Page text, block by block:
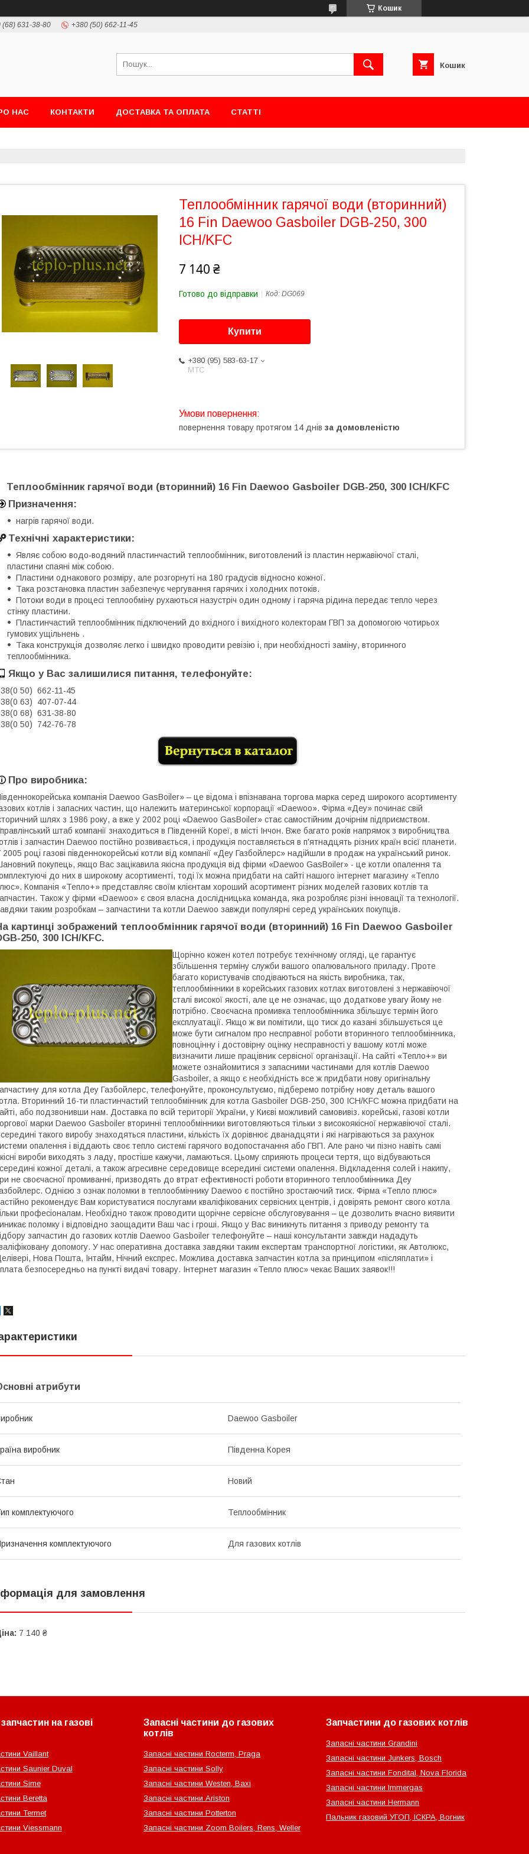
Кошик
(68) 631-38-80 +380 (50) 662-11-45
Кошик
НАС КОНТАКТИ ДОСТАВКА ТА ОПЛАТА СТАТТІ
Теплообмінник гарячої води (вторинний)
16 Fin Daewoo Gasboiler DGB-250, 300
ICH/KFC
7 140 ₴
Готово до відправки Код: DG069
Купити
+380 (95) 583-63-17
МТС
повернення товару протягом 14 днів за домовленістю
Теплообмінник гарячої води (вторинний) 16 Fin Daewoo Gasboiler DGB-250, 300 ICH/KFC
Призначення:
нагрів гарячої води.
Технічні характеристики:
Являє собою водо-водяний пластинчастий теплообмінник, виготовлений із пластин нержавіючої сталі,
пластини спаяні між собою.
Пластини однакового розміру, але розгорнуті на 180 градусів відносно кожної.
Така розстановка пластин забезпечує чергування гарячих і холодних потоків.
Потоки води в процесі теплообміну рухаються назустріч один одному і гаряча рідина передає тепло через
стінку пластини.
Пластинчастий теплообмінник підключений до вхідного і вихідного колекторам ГВП за допомогою чотирьох
гумових ущільнень .
Така конструкція дозволяє легко і швидко проводити ревізію і, при необхідності заміну, вторинного
теплообмінника.
Якщо у Вас залишилися питання, телефонуйте:
50) 662-11-45
63) 407-07-44
68) 631-38-80
50) 742-76-78
Про виробника:
компанія Daewoo GasBoiler» – це відома і впізнавана торгова марка серед широкого асортименту
котлів і запасних частин, що належить материнської корпорації «Daewoo». Фірма «Деу» починає свій
шлях з 1986 року, а вже у 2002 році «Daewoo GasBoiler» стає самостійним дочірнім підприємством.
штаб компанії знаходиться в Південній Кореї, в місті Інчон. Вже багато років напрямок з виробництва
і запчастин Daewoo постійно розвивається, і продукція поставляється в п'ятнадцять різних країн всієї планети.
2005 році газові південнокорейські котли від компанії «Деу Газбойлерс» надійшли в продаж на український ринок.
покупець, якщо Вас зацікавила якісна продукція від фірми «Daewoo GasBoiler» - це котли опалення та
до них в широкому асортименті, тоді їх можна придбати на сайті нашого інтернет магазину «Тепло
Компанія «Тепло+» представляє своїм клієнтам хороший асортимент різних моделей газових котлів та
Також у фірми «Daewoo» є своя власна дослідницька команда, яка розробляє різні інновації та технології.
таким розробкам – запчастини та котли Daewoo завжди популярні серед українських покупців.
картинці зображений теплообмінник гарячої води (вторинний) 16 Fin Daewoo Gasboiler
250, 300 ICH/KFC.
Щорічно кожен котел потребує технічному огляді, це гарантує
збільшення терміну служби вашого опалювального приладу. Проте
багато користувачів сподіваються на якість виробника, так,
теплообмінники в корейських газових котлах виготовлені з нержавіючої
сталі високої якості, але це не означає, що додаткове увагу йому не
потрібно. Своєчасна промивка теплообмінника збільшує термін його
експлуатації. Якщо ж ви помітили, що тиск до казані збільшується це
може бути сигналом про несправної роботи вторинного теплообмінника,
повноцінну і достовірну оцінку несправності у вашому котлі може
визначити лише працівник сервісної організації. На сайті «Тепло+» ви
можете ознайомитися з запасними частинами для котлів Daewoo
Gasboiler, а якщо є необхідність все ж придбати нову оригінальну
для котла Деу Газбойлерс, телефонуйте, проконсультуємо, підберемо потрібну нову деталь вашого
Вторинний 16-ти пластинчастий теплообмінник для котла Gasboiler DGB-250, 300 ICH/KFC можна придбати на
або подзвонивши нам. Доставка по всій території України, у Києві можливий самовивіз. корейські, газові котли
марки Daewoo Gasboiler вторинні теплообмінники виготовляються тільки з високоякісної нержавіючої сталі.
такого виробу знаходяться пластини, кількість їх дорівнює дванадцяти і які нагріваються за рахунок
опалення і віддають своє тепло системі гарячого водопостачання або ГВП. Але рано чи пізно навіть самі
вироби виходять з ладу, простіше кажучи, ламаються. Цьому сприяють процеси тертя, що відбуваються
кожної деталі, а також агресивне середовище всередині системи опалення. Відкладення солей і накипу,
не своєчасної промиванні, призводять до втрат ефективності роботи вторинного теплообмінника Деу
Однією з ознак поломки в теплообміннику Daewoo є постійно зростаючий тиск. Фірма «Тепло плюс»
рекомендує Вам користуватися послугами кваліфікованих сервісних центрів, і довірять ремонт свого котла
професіоналам. Необхідно також проводити щорічне сервісне обслуговування – це дозволить вчасно виявити
поломку і відповідно заощадити Ваш час і гроші. Якщо у Вас виникнуть питання з приводу ремонту та
запчастин до газових котлів Daewoo Gasboiler телефонуйте – наші консультанти завжди нададуть
допомогу. У нас оперативна доставка завдяки таким експертам транспортної логістики, як Автолюкс,
Нова Пошта, Інтайм, Нічний експрес. Можлива доставка запчастин котла за принципом «післяплати» і
безпосередньо на пункті видачі товару. Інтернет магазин «Тепло плюс» чекає Ваших заявок!!!
атрибути
Daewoo Gasboiler
виробник Південна Корея
Новий
комплектуючого Теплообмінник
комплектуючого Для газових котлів
для замовлення
7 140 ₴
на газові
Vaillant
Saunier Duval
Sime
Beretta
Termet
Viessmann
Запасні частини до газових
котлів
Запасні частини Rocterm, Praga
Запасні частини Solly
Запасні частини Westen, Baxi
Запасні частини Ariston
Запасні частини Potterton
Запасні частини Zoom Boilers, Rens, Weller
Запчастини до газових котлів
Запасні частини Grandini
Запасні частини Junkers, Bosch
Запасні частини Fondital, Nova Florida
Запасні частини Immergas
Запасні частини Hermann
Пальник газовий УГОП, ІСКРА, Вогник